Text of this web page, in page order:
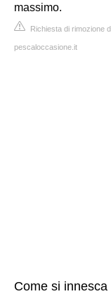
massimo.
Richiesta di rimozione
pescaloccasione.it
Come si